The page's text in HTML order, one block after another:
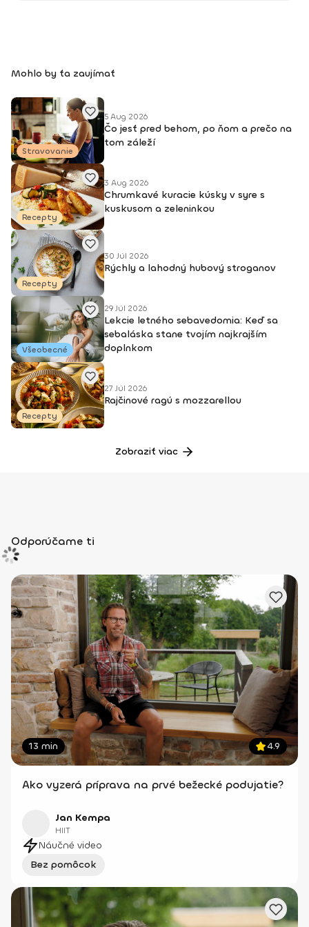
Mohlo by ťa zaujímať
Stravovanie
5 Aug 2026
Čo jesť pred behom, po ňom a prečo na
tom záleží
Recepty
3 Aug 2026
Chrumkavé kuracie kúsky v syre s
kuskusom a zeleninkou
Recepty
30 Júl 2026
Rýchly a lahodný hubový stroganov
Všeobecné
29 Júl 2026
Lekcie letného sebavedomia: Keď sa
sebaláska stane tvojím najkrajším
doplnkom
Recepty
27 Júl 2026
Rajčinové ragú s mozzarellou
Zobraziť viac
Odporúčame ti
13 min 4.9
Ako vyzerá príprava na prvé bežecké podujatie?
Jan Kempa
HIIT
Náučné video
Bez pomôcok